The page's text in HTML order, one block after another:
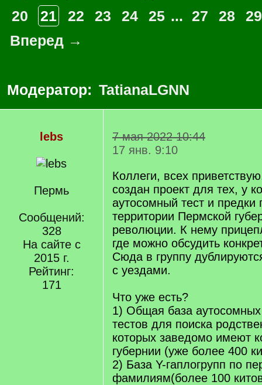
20
21 22 23 24 25 ... 27 28
29
Вперед →
Модератор: TatianaLGNN
lebs
Пермь
Сообщений:
328
На сайте с
2015 г.
Рейтинг:
171
7 мая 2022 10:44
17 янв. 9:10
Коллеги, всех
создан проект для тех, у
аутосомный тест и предки
территории Пермской
революции. К нему
где можно обсудить
Сюда в группу
с уездами.
Что уже есть?
1) Общая база аутосомных
тестов для поиска
которых заведомо имеют
губернии (уже более 400
2) База Y-гаплогрупп по
фамилиям(более 100